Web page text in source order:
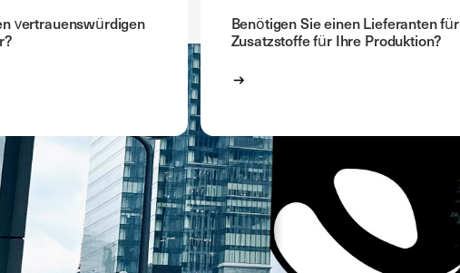
vertrauenswürdigen
Benötigen Sie einen Lieferanten für
Zusatzstoffe für Ihre Produktion?